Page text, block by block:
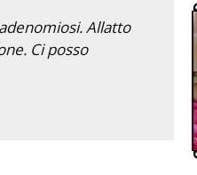
Allatto
Ci posso